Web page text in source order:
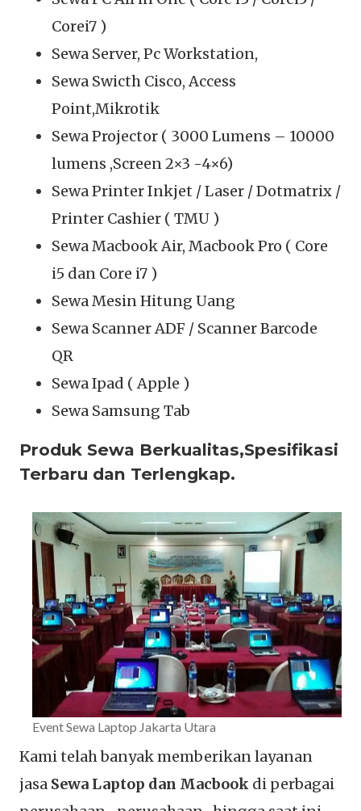
Corei7 )
Sewa Server, Pc Workstation,
Sewa Swicth Cisco, Access
Point,Mikrotik
Sewa Projector ( 3000 Lumens – 10000
lumens ,Screen 2×3 -4×6)
Sewa Printer Inkjet / Laser / Dotmatrix /
Printer Cashier ( TMU )
Sewa Macbook Air, Macbook Pro ( Core
i5 dan Core i7 )
Sewa Mesin Hitung Uang
Sewa Scanner ADF / Scanner Barcode
QR
Sewa Ipad ( Apple )
Sewa Samsung Tab
Produk Sewa Berkualitas,Spesifikasi
Terbaru dan Terlengkap.
Event Sewa Laptop Jakarta Utara
Kami telah banyak memberikan layanan
jasa Sewa Laptop dan Macbook di perbagai